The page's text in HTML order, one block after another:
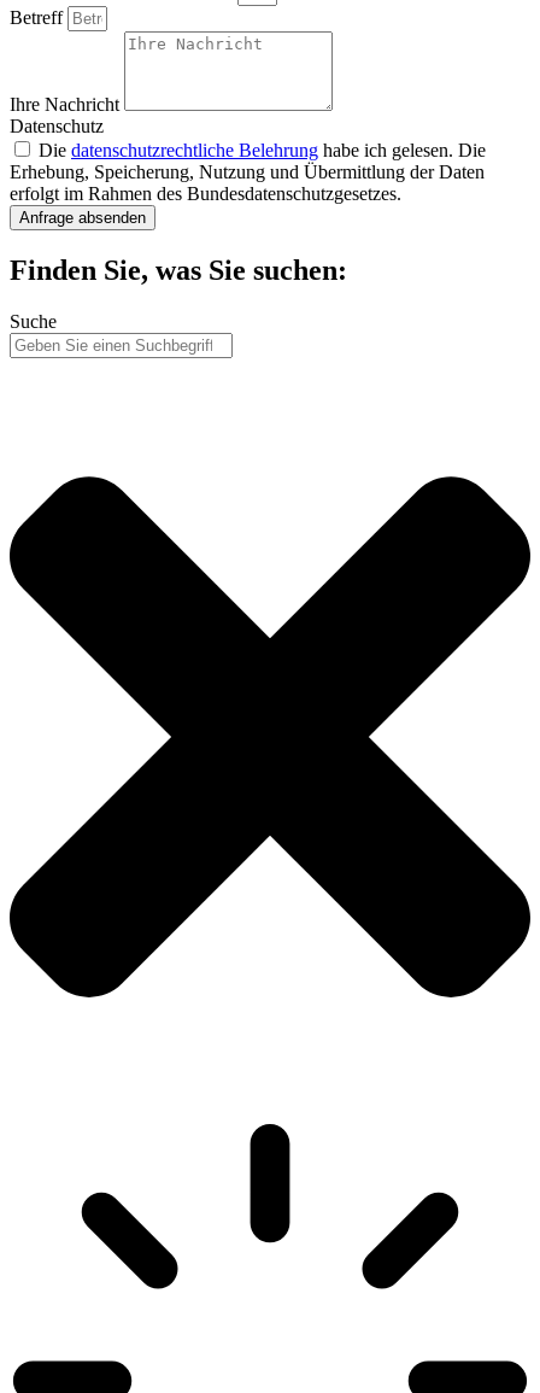
Betreff
Ihre Nachricht
Datenschutz
Die datenschutzrechtliche Belehrung habe ich gelesen. Die
Erhebung, Speicherung, Nutzung und Übermittlung der Daten
erfolgt im Rahmen des Bundesdatenschutzgesetzes.
Anfrage absenden
Finden Sie, was Sie suchen:
Suche